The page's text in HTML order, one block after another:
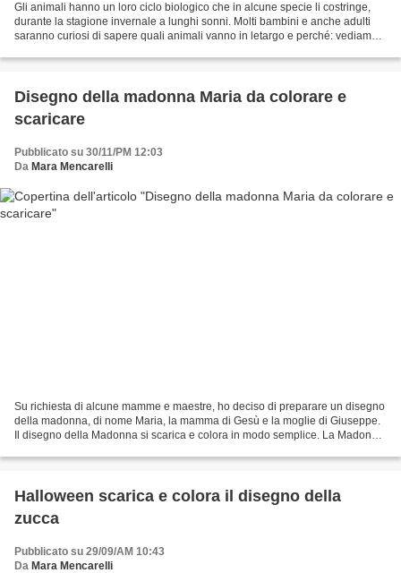
Gli animali hanno un loro ciclo biologico che in alcune specie li costringe,
durante la stagione invernale a lunghi sonni. Molti bambini e anche adulti
saranno curiosi di sapere quali animali vanno in letargo e perché: vediamo
Disegno della madonna Maria da colorare e
scaricare
Pubblicato su 30/11/PM 12:03
Da Mara Mencarelli
Su richiesta di alcune mamme e maestre, ho deciso di preparare un disegno
della madonna, di nome Maria, la mamma di Gesù e la moglie di Giuseppe.
Il disegno della Madonna si scarica e colora in modo semplice. La Madonna
Halloween scarica e colora il disegno della
zucca
Pubblicato su 29/09/AM 10:43
Da Mara Mencarelli